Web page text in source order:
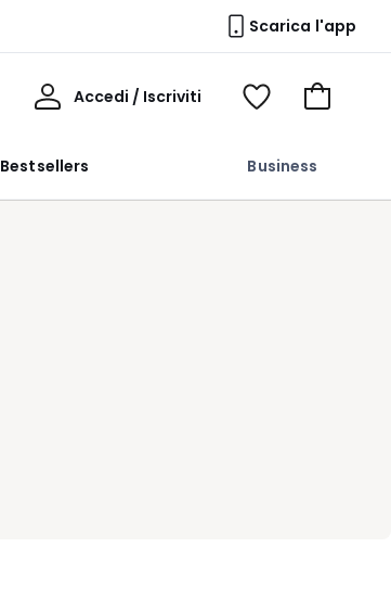
Scarica l'app
Bestsellers Business
Accedi / Iscriviti
Voir
Vai